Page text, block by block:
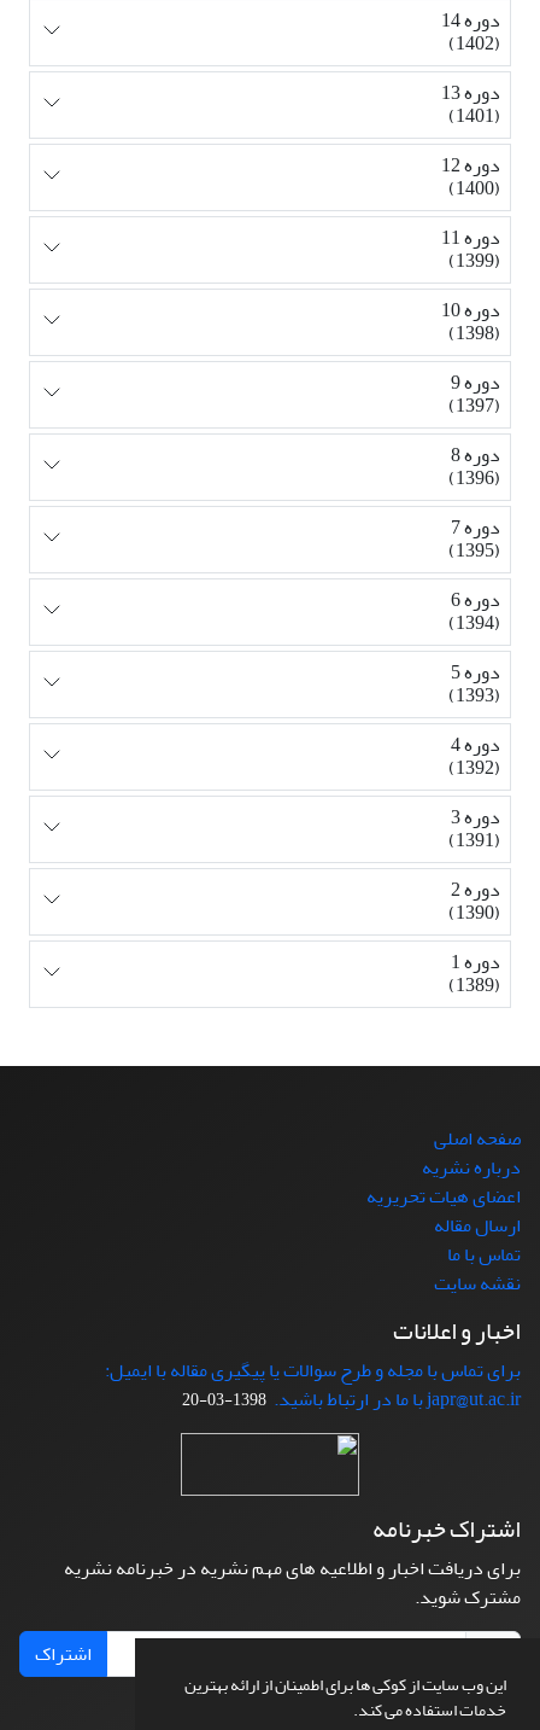
این وب سایت از کوکی ها برای اطمینان از ارائه بهترین
خدمات استفاده می کند.
دوره 14
(1402)
دوره 13
(1401)
دوره 12
(1400)
دوره 11
(1399)
دوره 10
(1398)
دوره 9
(1397)
دوره 8
(1396)
دوره 7
(1395)
دوره 6
(1394)
دوره 5
(1393)
دوره 4
(1392)
دوره 3
(1391)
دوره 2
(1390)
دوره 1
(1389)
صفحه اصلی
درباره نشریه
اعضای هیات تحریریه
ارسال مقاله
تماس با ما
نقشه سایت
اخبار و اعلانات
برای تماس با مجله و طرح سوالات یا پیگیری مقاله با ایمیل:
japr@ut.ac.ir با ما در ارتباط باشید.
1398-03-20
اشتراک خبرنامه
برای دریافت اخبار و اطلاعیه های مهم نشریه در خبرنامه نشریه
مشترک شوید.
اشتراک